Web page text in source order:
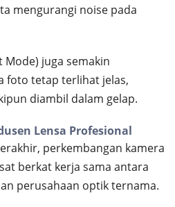
mengurangi noise pada
juga semakin
foto tetap terlihat jelas,
diambil dalam gelap.
Lensa Profesional
perkembangan kamera
berkat kerja sama antara
perusahaan optik ternama.